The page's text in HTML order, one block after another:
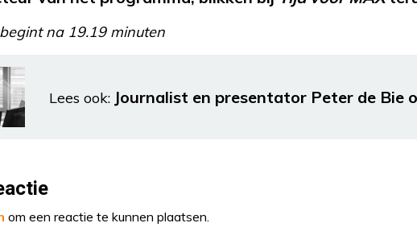
na 19.19 minuten
Lees ook: Journalist en presentator Peter de Bie
om een reactie te kunnen plaatsen.